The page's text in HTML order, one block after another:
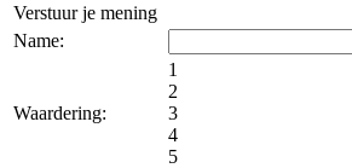
Verstuur je mening
Name:
Waardering:
1
2
3
4
5